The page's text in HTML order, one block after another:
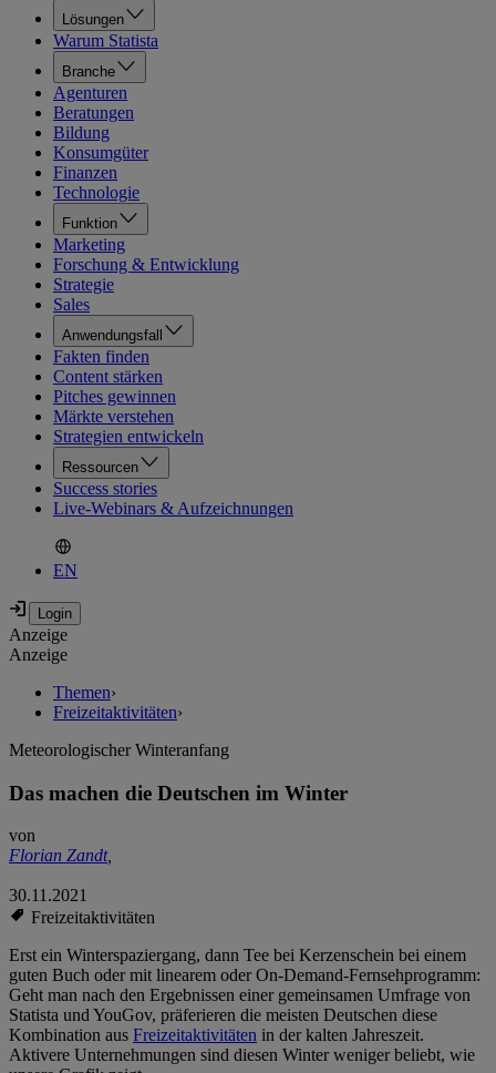
Lösungen
Warum Statista
Branche
Agenturen
Beratungen
Bildung
Konsumgüter
Finanzen
Technologie
Funktion
Marketing
Forschung & Entwicklung
Strategie
Sales
Anwendungsfall
Fakten finden
Content stärken
Pitches gewinnen
Märkte verstehen
Strategien entwickeln
Ressourcen
Success stories
Live-Webinars & Aufzeichnungen
EN
Anzeige
Anzeige
Themen›
Freizeitaktivitäten›
Meteorologischer Winteranfang
Das machen die Deutschen im Winter
von
Florian Zandt,
30.11.2021
Freizeitaktivitäten
Erst ein Winterspaziergang, dann Tee bei Kerzenschein bei einem
guten Buch oder mit linearem oder On-Demand-Fernsehprogramm:
Geht man nach den Ergebnissen einer gemeinsamen Umfrage von
Statista und YouGov, präferieren die meisten Deutschen diese
Kombination aus Freizeitaktivitäten in der kalten Jahreszeit.
Aktivere Unternehmungen sind diesen Winter weniger beliebt, wie